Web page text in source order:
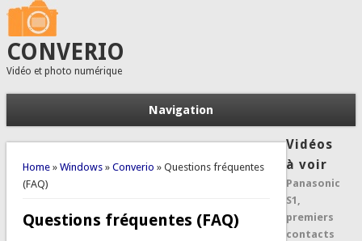
CONVERIO
Vidéo et photo numérique
Navigation
You are here
Home» Windows» Converio » Questions fréquentes
(FAQ)
Questions fréquentes (FAQ)
Vidéos
à voir
Panasonic
S1,
premiers
contacts